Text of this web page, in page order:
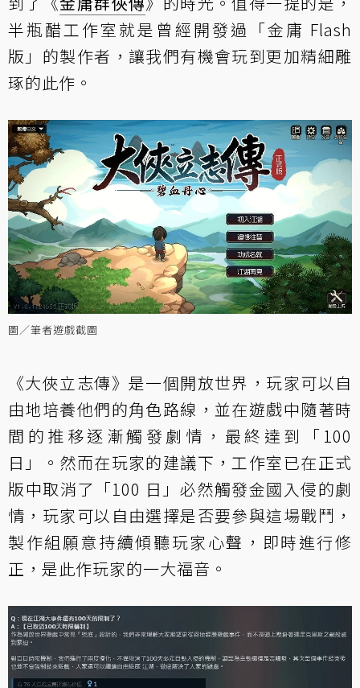
半瓶醋工作室就是曾經開發過「金庸 Flash
版」的製作者，讓我們有機會玩到更加精細雕
琢的此作。
圖／筆者遊戲截圖
《大俠立志傳》是一個開放世界，玩家可以自
由地培養他們的角色路線，並在遊戲中隨著時
間的推移逐漸觸發劇情，最終達到「100
日」。然而在玩家的建議下，工作室已在正式
版中取消了「100 日」必然觸發金國入侵的劇
情，玩家可以自由選擇是否要參與這場戰鬥，
製作組願意持續傾聽玩家心聲，即時進行修
正，是此作玩家的一大福音。